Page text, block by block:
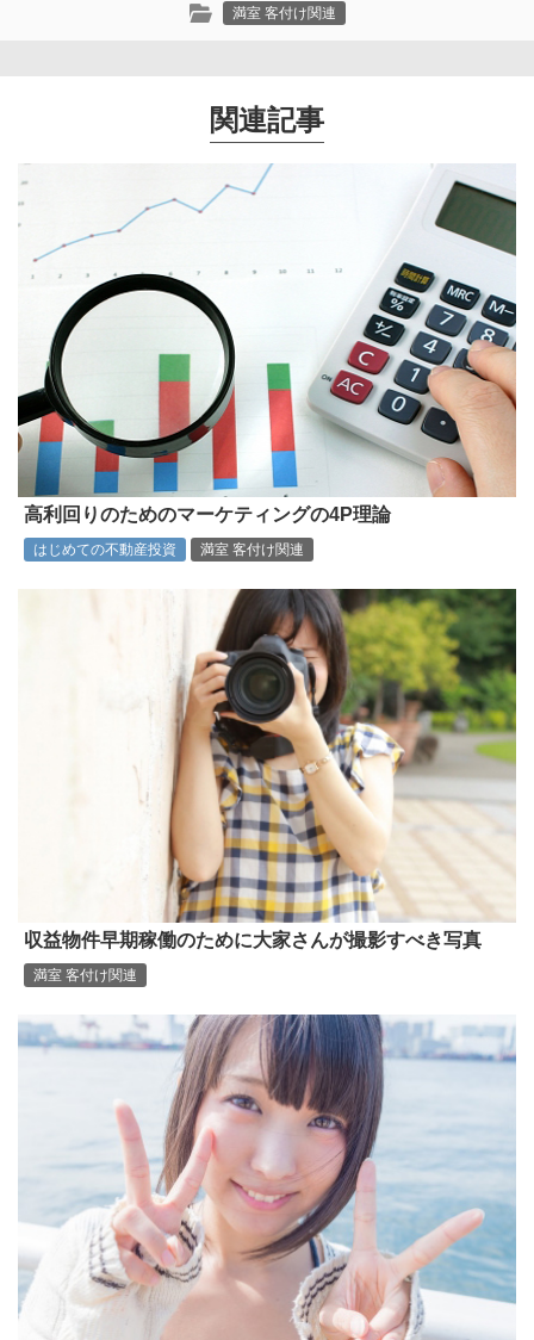
満室 客付け関連
関連記事
高利回りのためのマーケティングの4P理論
はじめての不動産投資 満室 客付け関連
収益物件早期稼働のために大家さんが撮影すべき写真
満室 客付け関連